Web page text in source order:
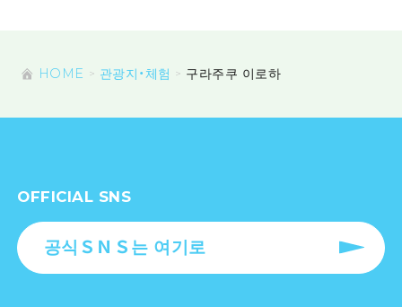
HOME 관광지・체험 구라주쿠 이로하
OFFICIAL SNS
공식ＳＮＳ는 여기로